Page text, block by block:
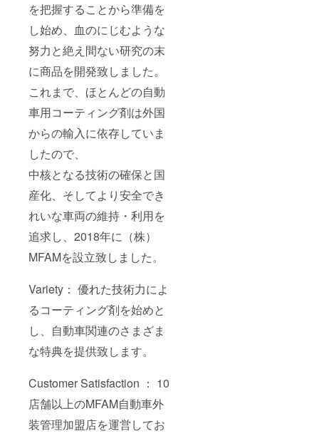
を把握することから準備を
し始め、血のにじむような
努力と絶え間ない研究の末
に商品を開発致しました。
これまで、ほとんどの自動
車用コーティング剤は外国
からの輸入に依存していま
したので、
中核となる技術の確保と国
産化、そしてより安全でき
れいな車両の維持・利用を
追求し、2018年に（株）
MFAMを設立致しました。
Variety： 優れた技術力によ
るコーティング剤を始めと
し、自動車関連のさまざま
な特典を提供致します。
Customer Satisfaction ： 10
店舗以上のMFAM自動車外
装管理加盟店を運営してお